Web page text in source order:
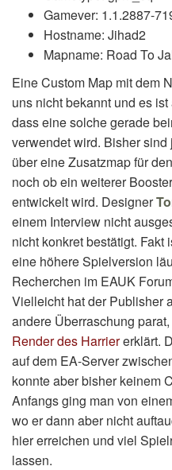
Gamever: 1.1.2887-
Hostname: Jihad2
Mapname: Road To
Eine Custom Map mit dem
uns nicht bekannt und es
dass eine solche gerade
verwendet wird. Bisher
über eine Zusatzmap für
noch ob ein weiterer
entwickelt wird. Designer
einem Interview nicht
nicht konkret bestätigt. Fakt
eine höhere Spielversion
Recherchen im EAUK
Vielleicht hat der Publisher
andere Überraschung
Render des Harriererklärt.
auf dem EA-Server
konnte aber bisher keinem
Anfangs ging man von
wo er dann aber nicht
hier erreichen und viel
lassen.